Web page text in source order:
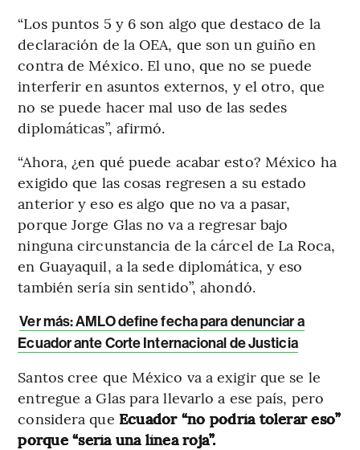
“Los puntos 5 y 6 son algo que destaco de la
declaración de la OEA, que son un guiño en
contra de México. El uno, que no se puede
interferir en asuntos externos, y el otro, que
no se puede hacer mal uso de las sedes
diplomáticas”, afirmó.
“Ahora, ¿en qué puede acabar esto? México ha
exigido que las cosas regresen a su estado
anterior y eso es algo que no va a pasar,
porque Jorge Glas no va a regresar bajo
ninguna circunstancia de la cárcel de La Roca,
en Guayaquil, a la sede diplomática, y eso
también sería sin sentido”, ahondó.
Ver más: AMLO define fecha para denunciar a
Ecuador ante Corte Internacional de Justicia
Santos cree que México va a exigir que se le
entregue a Glas para llevarlo a ese país, pero
considera que Ecuador “no podría tolerar eso”
porque “sería una línea roja”.